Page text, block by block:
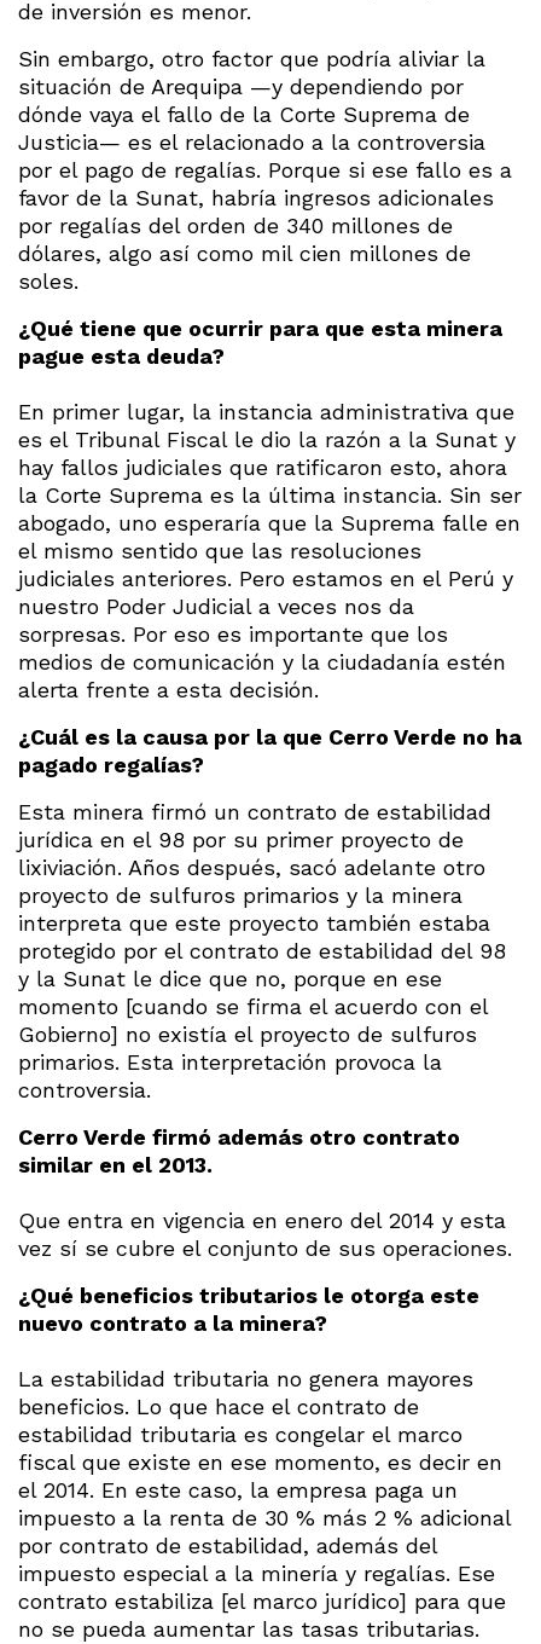
de inversión es menor.
Sin embargo, otro factor que podría aliviar la
situación de Arequipa —y dependiendo por
dónde vaya el fallo de la Corte Suprema de
Justicia— es el relacionado a la controversia
por el pago de regalías. Porque si ese fallo es a
favor de la Sunat, habría ingresos adicionales
por regalías del orden de 340 millones de
dólares, algo así como mil cien millones de
soles.
¿Qué tiene que ocurrir para que esta minera
pague esta deuda?
En primer lugar, la instancia administrativa que
es el Tribunal Fiscal le dio la razón a la Sunat y
hay fallos judiciales que ratificaron esto, ahora
la Corte Suprema es la última instancia. Sin ser
abogado, uno esperaría que la Suprema falle en
el mismo sentido que las resoluciones
judiciales anteriores. Pero estamos en el Perú y
nuestro Poder Judicial a veces nos da
sorpresas. Por eso es importante que los
medios de comunicación y la ciudadanía estén
alerta frente a esta decisión.
¿Cuál es la causa por la que Cerro Verde no ha
pagado regalías?
Esta minera firmó un contrato de estabilidad
jurídica en el 98 por su primer proyecto de
lixiviación. Años después, sacó adelante otro
proyecto de sulfuros primarios y la minera
interpreta que este proyecto también estaba
protegido por el contrato de estabilidad del 98
y la Sunat le dice que no, porque en ese
momento [cuando se firma el acuerdo con el
Gobierno] no existía el proyecto de sulfuros
primarios. Esta interpretación provoca la
controversia.
Cerro Verde firmó además otro contrato
similar en el 2013.
Que entra en vigencia en enero del 2014 y esta
vez sí se cubre el conjunto de sus operaciones.
¿Qué beneficios tributarios le otorga este
nuevo contrato a la minera?
La estabilidad tributaria no genera mayores
beneficios. Lo que hace el contrato de
estabilidad tributaria es congelar el marco
fiscal que existe en ese momento, es decir en
el 2014. En este caso, la empresa paga un
impuesto a la renta de 30 % más 2 % adicional
por contrato de estabilidad, además del
impuesto especial a la minería y regalías. Ese
contrato estabiliza [el marco jurídico] para que
no se pueda aumentar las tasas tributarias.